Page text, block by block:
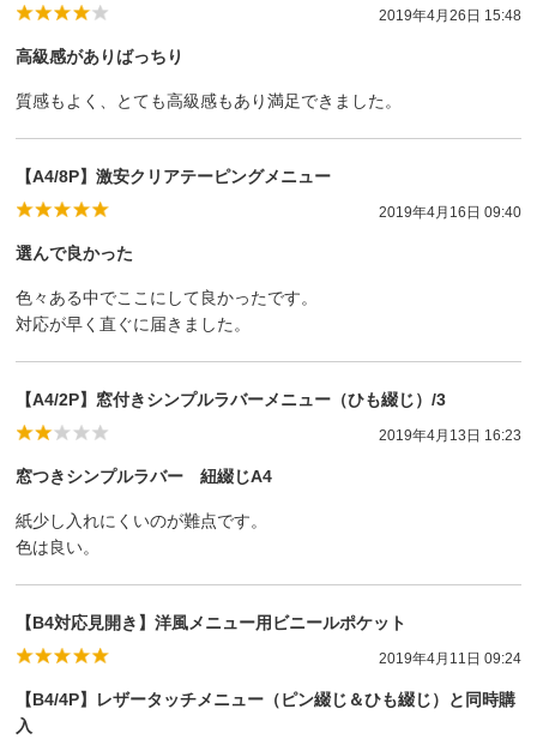
2019年4月26日 15:48
高級感がありばっちり
質感もよく、とても高級感もあり満足できました。
【A4/8P】激安クリアテーピングメニュー
2019年4月16日 09:40
選んで良かった
色々ある中でここにして良かったです。
対応が早く直ぐに届きました。
【A4/2P】窓付きシンプルラバーメニュー（ひも綴じ）/3
2019年4月13日 16:23
窓つきシンプルラバー 紐綴じA4
紙少し入れにくいのが難点です。
色は良い。
【B4対応見開き】洋風メニュー用ビニールポケット
2019年4月11日 09:24
【B4/4P】レザータッチメニュー（ピン綴じ＆ひも綴じ）と同時購
入